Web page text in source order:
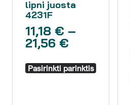
lipni juosta
4231F
11,18 € –
21,56 €
Pasirinkti parinktis